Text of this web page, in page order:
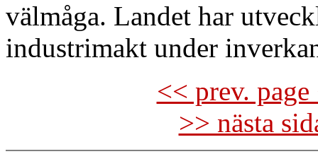
välmåga. Landet har
industrimakt under
<< prev.
>> nästa